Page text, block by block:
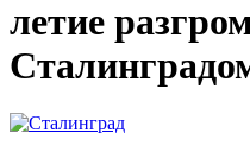
летие